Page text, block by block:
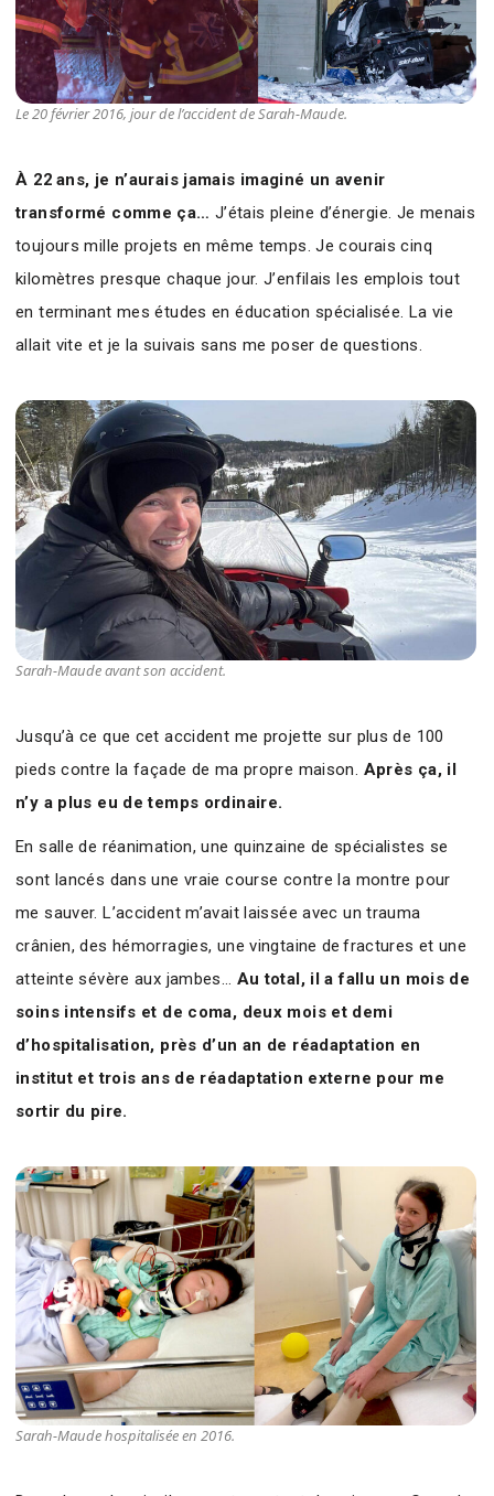
Le 20 février 2016, jour de l’accident de Sarah-Maude.
À 22 ans, je n’aurais jamais imaginé un avenir
transformé comme ça… J’étais pleine d’énergie. Je menais
toujours mille projets en même temps. Je courais cinq
kilomètres presque chaque jour. J’enfilais les emplois tout
en terminant mes études en éducation spécialisée. La vie
allait vite et je la suivais sans me poser de questions.
Sarah-Maude avant son accident.
Jusqu’à ce que cet accident me projette sur plus de 100
pieds contre la façade de ma propre maison. Après ça, il
n’y a plus eu de temps ordinaire.
En salle de réanimation, une quinzaine de spécialistes se
sont lancés dans une vraie course contre la montre pour
me sauver. L’accident m’avait laissée avec un trauma
crânien, des hémorragies, une vingtaine de fractures et une
atteinte sévère aux jambes… Au total, il a fallu un mois de
soins intensifs et de coma, deux mois et demi
d’hospitalisation, près d’un an de réadaptation en
institut et trois ans de réadaptation externe pour me
sortir du pire.
Sarah-Maude hospitalisée en 2016.